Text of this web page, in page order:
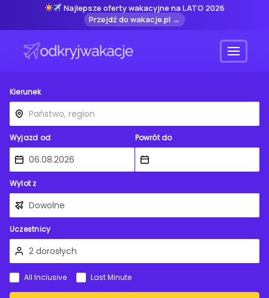
Najlepsze oferty wakacyjne na LATO 2026
Przejdź do wakacje.pl →
Menu
Kierunek
Wyjazd od Powrót do
Wylot z
Uczestnicy
All Inclusive Last Minute